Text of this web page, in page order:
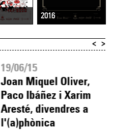
2016
19/06/15
Joan Miquel Oliver,
Paco Ibáñez i Xarim
Aresté, divendres a
l'(a)phònica
< >